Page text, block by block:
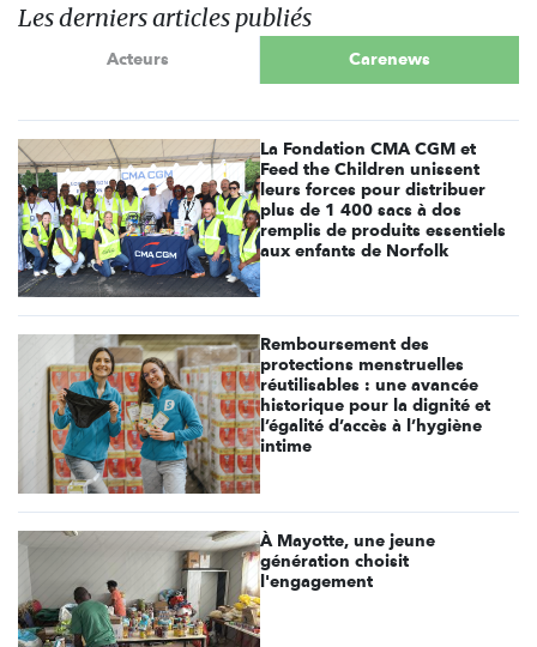
Les derniers articles publiés
Acteurs Carenews
La Fondation CMA CGM et
Feed the Children unissent
leurs forces pour distribuer
plus de 1 400 sacs à dos
remplis de produits essentiels
aux enfants de Norfolk
Remboursement des
protections menstruelles
réutilisables : une avancée
historique pour la dignité et
l’égalité d’accès à l’hygiène
intime
À Mayotte, une jeune
génération choisit
l'engagement